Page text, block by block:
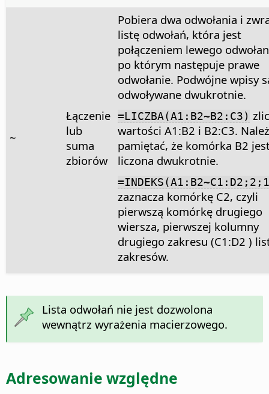
~
Łączenie
lub
suma
zbiorów
Pobiera dwa odwołania i
listę odwołań, która jest
połączeniem lewego
po którym następuje prawe
odwołanie. Podwójne wpisy
odwoływane dwukrotnie.
=LICZBA(A1:B2~B2:C3)
wartości A1:B2 i B2:C3.
pamiętać, że komórka B2
liczona dwukrotnie.
zaznacza komórkę C2, czyli
pierwszą komórkę drugiego
wiersza, pierwszej kolumny
drugiego zakresu (C1:D2 )
zakresów.
Lista odwołań nie jest dozwolona
wewnątrz wyrażenia macierzowego.
Adresowanie względne